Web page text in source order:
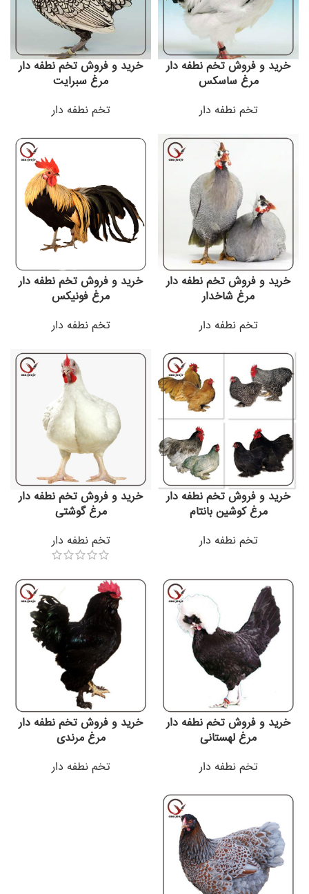
خرید و فروش تخم نطفه دار
مرغ ساسکس
تخم نطفه دار
خرید و فروش تخم نطفه دار
مرغ سبرایت
تخم نطفه دار
خرید و فروش تخم نطفه دار
مرغ شاخدار
تخم نطفه دار
خرید و فروش تخم نطفه دار
مرغ فونیکس
تخم نطفه دار
خرید و فروش تخم نطفه دار
مرغ کوشین بانتام
تخم نطفه دار
خرید و فروش تخم نطفه دار
مرغ گوشتی
تخم نطفه دار
خرید و فروش تخم نطفه دار
مرغ لهستانی
تخم نطفه دار
خرید و فروش تخم نطفه دار
مرغ مرندی
تخم نطفه دار